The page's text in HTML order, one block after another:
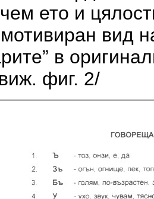
ето и
вид
в
фиг. 2/